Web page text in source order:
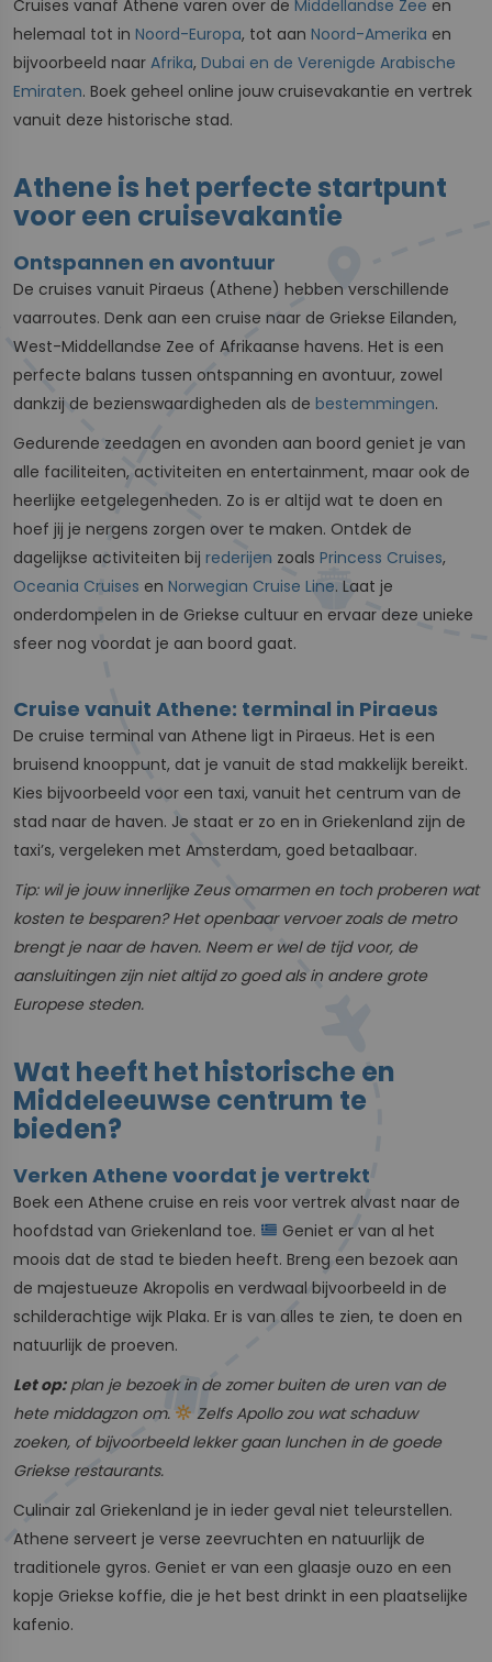
Cruises vanaf Athene varen over de Middellandse Zee en
helemaal tot in Noord-Europa, tot aan Noord-Amerika en
bijvoorbeeld naar Afrika, Dubai en de Verenigde Arabische
Emiraten. Boek geheel online jouw cruisevakantie en vertrek
vanuit deze historische stad.
Athene is het perfecte startpunt
voor een cruisevakantie
Ontspannen en avontuur
De cruises vanuit Piraeus (Athene) hebben verschillende
vaarroutes. Denk aan een cruise naar de Griekse Eilanden,
West-Middellandse Zee of Afrikaanse havens. Het is een
perfecte balans tussen ontspanning en avontuur, zowel
dankzij de bezienswaardigheden als de bestemmingen.
Gedurende zeedagen en avonden aan boord geniet je van
alle faciliteiten, activiteiten en entertainment, maar ook de
heerlijke eetgelegenheden. Zo is er altijd wat te doen en
hoef jij je nergens zorgen over te maken. Ontdek de
dagelijkse activiteiten bij rederijen zoals Princess Cruises,
Oceania Cruises en Norwegian Cruise Line. Laat je
onderdompelen in de Griekse cultuur en ervaar deze unieke
sfeer nog voordat je aan boord gaat.
Cruise vanuit Athene: terminal in Piraeus
De cruise terminal van Athene ligt in Piraeus. Het is een
bruisend knooppunt, dat je vanuit de stad makkelijk bereikt.
Kies bijvoorbeeld voor een taxi, vanuit het centrum van de
stad naar de haven. Je staat er zo en in Griekenland zijn de
taxi’s, vergeleken met Amsterdam, goed betaalbaar.
Tip: wil je jouw innerlijke Zeus omarmen en toch proberen wat
kosten te besparen? Het openbaar vervoer zoals de metro
brengt je naar de haven. Neem er wel de tijd voor, de
aansluitingen zijn niet altijd zo goed als in andere grote
Europese steden.
Wat heeft het historische en
Middeleeuwse centrum te
bieden?
Verken Athene voordat je vertrekt
Boek een Athene cruise en reis voor vertrek alvast naar de
hoofdstad van Griekenland toe.
Geniet er van al het
moois dat de stad te bieden heeft. Breng een bezoek aan
de majestueuze Akropolis en verdwaal bijvoorbeeld in de
schilderachtige wijk Plaka. Er is van alles te zien, te doen en
natuurlijk de proeven.
Let op:plan je bezoek in de zomer buiten de uren van de
hete middagzon om.
Zelfs Apollo zou wat schaduw
zoeken, of bijvoorbeeld lekker gaan lunchen in de goede
Griekse restaurants.
Culinair zal Griekenland je in ieder geval niet teleurstellen.
Athene serveert je verse zeevruchten en natuurlijk de
traditionele gyros. Geniet er van een glaasje ouzo en een
kopje Griekse koffie, die je het best drinkt in een plaatselijke
kafenio.